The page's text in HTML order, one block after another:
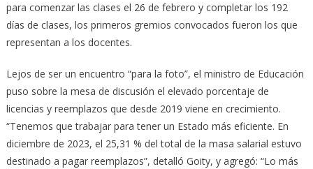
para comenzar las clases el 26 de febrero y completar los 192
días de clases, los primeros gremios convocados fueron los que
representan a los docentes.
Lejos de ser un encuentro “para la foto”, el ministro de Educación
puso sobre la mesa de discusión el elevado porcentaje de
licencias y reemplazos que desde 2019 viene en crecimiento.
“Tenemos que trabajar para tener un Estado más eficiente. En
diciembre de 2023, el 25,31 % del total de la masa salarial estuvo
destinado a pagar reemplazos”, detalló Goity, y agregó: “Lo más